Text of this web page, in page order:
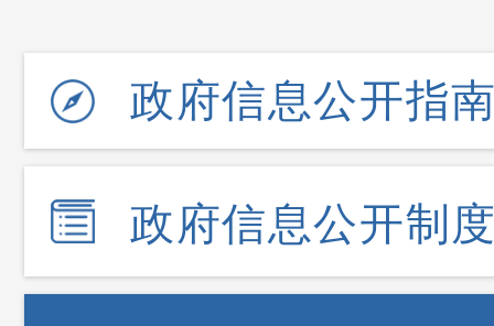
政府信息公开指
政府信息公开制